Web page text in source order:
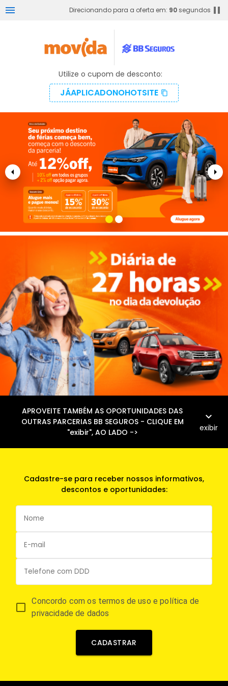
menu Direcionando para a oferta em: 90 segundos pause
Utilize o cupom de desconto:
JÁAPLICADONOHOTSITE content_copy
arrow_left arrow_right
APROVEITE TAMBÉM AS OPORTUNIDADES DAS
OUTRAS PARCERIAS BB SEGUROS - CLIQUE EM
"exibir", AO LADO ->
expand_more
exibir
Cadastre-se para receber nossos informativos,
descontos e oportunidades:
Concordo com os termos de uso e política de
privacidade de dados
CADASTRAR